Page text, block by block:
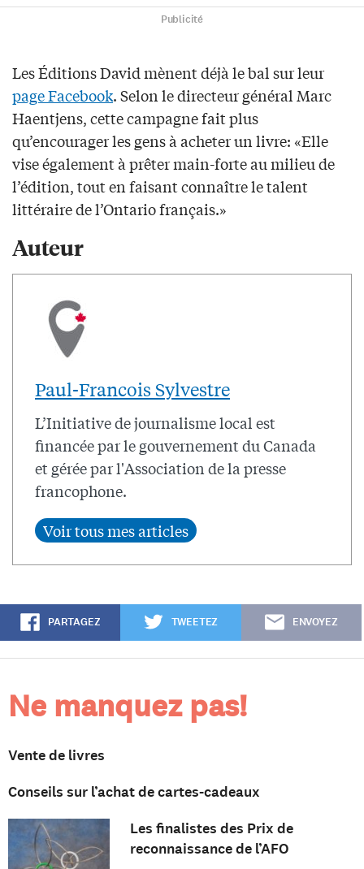
Publicité
Les Éditions David mènent déjà le bal sur leur
page Facebook. Selon le directeur général Marc
Haentjens, cette campagne fait plus
qu’encourager les gens à acheter un livre: «Elle
vise également à prêter main-forte au milieu de
l’édition, tout en faisant connaître le talent
littéraire de l’Ontario français.»
Auteur
Paul-Francois Sylvestre
L’Initiative de journalisme local est
financée par le gouvernement du Canada
et gérée par l'Association de la presse
francophone.
PARTAGEZ TWEETEZ ENVOYEZ
Ne manquez pas!
Vente de livres
Conseils sur l’achat de cartes-cadeaux
Les finalistes des Prix de
reconnaissance de l’AFO